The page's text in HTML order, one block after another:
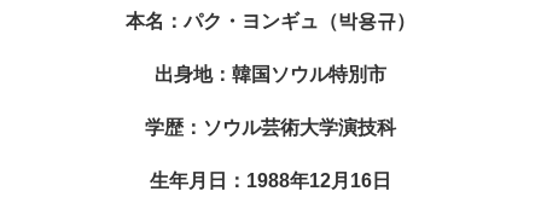
本名：パク・ヨンギュ（박용규）
出身地：韓国ソウル特別市
学歴：ソウル芸術大学演技科
生年月日：1988年12月16日